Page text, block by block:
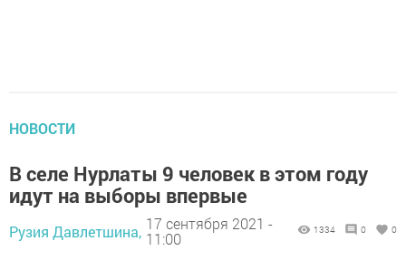
НОВОСТИ
В селе Нурлаты 9 человек в этом году
идут на выборы впервые
Рузия Давлетшина, 17 сентября 2021 -
11:00
1334 0 0